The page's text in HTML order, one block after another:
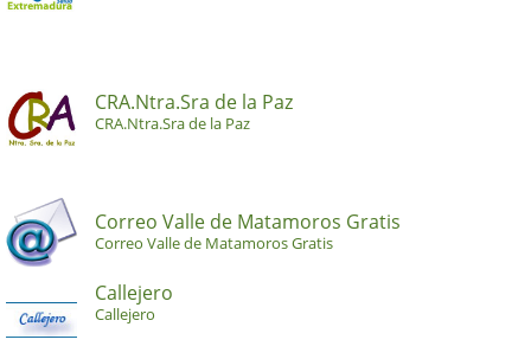
CRA.Ntra.Sra de la Paz
CRA.Ntra.Sra de la Paz
Correo Valle de Matamoros Gratis
Correo Valle de Matamoros Gratis
Callejero
Callejero